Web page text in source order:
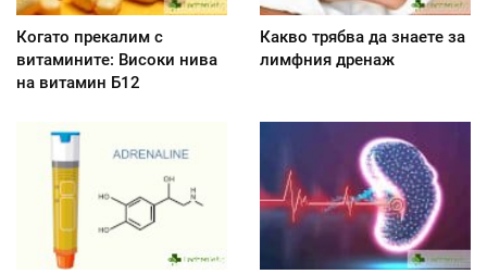
Когато прекалим с
витамините: Високи нива
на витамин Б12
Какво трябва да знаете за
лимфния дренаж